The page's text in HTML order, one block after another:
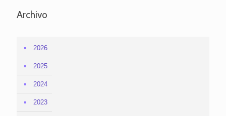
Archivo
2026
2025
2024
2023